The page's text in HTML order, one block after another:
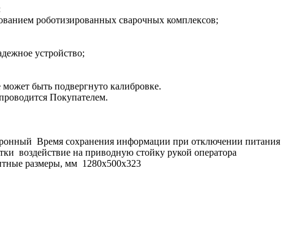
роботизированных сварочных комплексов;
устройство;
быть подвергнуто калибровке.
Покупателем.
Время сохранения информации при отключении питания
на приводную стойку рукой оператора
размеры, мм 1280х500х323